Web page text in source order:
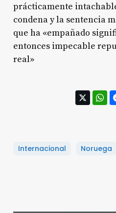
prácticamente
condena y la sentencia
que ha «empañado
entonces impecable
real»
Internacional Noruega